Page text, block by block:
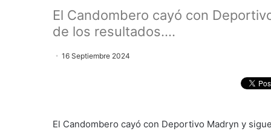
El Candombero cayó con
de los resultados....
16 Septiembre 2024
El Candombero cayó con Deportivo Madryn y